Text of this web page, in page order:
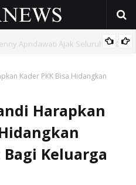
Ketenagakerjaan
Kader PKK Bisa Hidangkan
Harapkan
Keluarga